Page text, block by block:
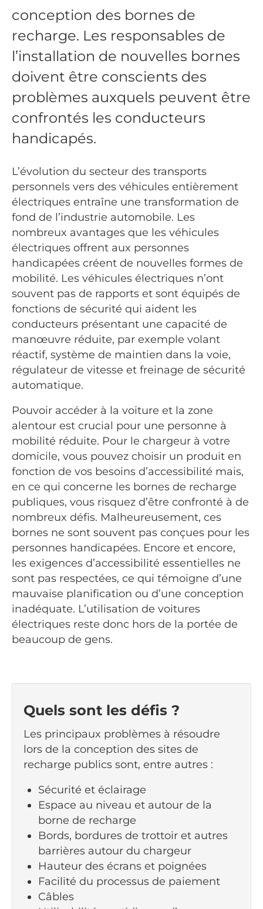
conception des bornes de
recharge. Les responsables de
l’installation de nouvelles bornes
doivent être conscients des
problèmes auxquels peuvent être
confrontés les conducteurs
handicapés.
L’évolution du secteur des transports
personnels vers des véhicules entièrement
électriques entraîne une transformation de
fond de l’industrie automobile. Les
nombreux avantages que les véhicules
électriques offrent aux personnes
handicapées créent de nouvelles formes de
mobilité. Les véhicules électriques n’ont
souvent pas de rapports et sont équipés de
fonctions de sécurité qui aident les
conducteurs présentant une capacité de
manœuvre réduite, par exemple volant
réactif, système de maintien dans la voie,
régulateur de vitesse et freinage de sécurité
automatique.
Pouvoir accéder à la voiture et la zone
alentour est crucial pour une personne à
mobilité réduite. Pour le chargeur à votre
domicile, vous pouvez choisir un produit en
fonction de vos besoins d’accessibilité mais,
en ce qui concerne les bornes de recharge
publiques, vous risquez d’être confronté à de
nombreux défis. Malheureusement, ces
bornes ne sont souvent pas conçues pour les
personnes handicapées. Encore et encore,
les exigences d’accessibilité essentielles ne
sont pas respectées, ce qui témoigne d’une
mauvaise planification ou d’une conception
inadéquate. L’utilisation de voitures
électriques reste donc hors de la portée de
beaucoup de gens.
Quels sont les défis ?
Les principaux problèmes à résoudre
lors de la conception des sites de
recharge publics sont, entre autres :
Sécurité et éclairage
Espace au niveau et autour de la
borne de recharge
Bords, bordures de trottoir et autres
barrières autour du chargeur
Hauteur des écrans et poignées
Facilité du processus de paiement
Câbles